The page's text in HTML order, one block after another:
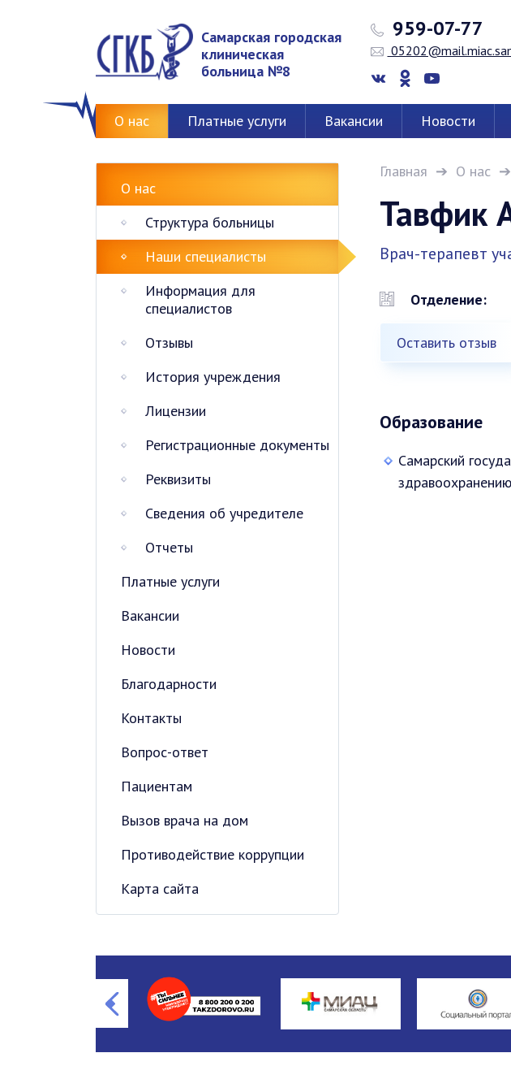
Самарская городская
клиническая
больница №8
959-07-77
О нас Платные услуги Вакансии Новости
О нас
Структура больницы
Наши специалисты
Информация для
специалистов
Отзывы
История учреждения
Лицензии
Регистрационные документы
Реквизиты
Сведения об учредителе
Отчеты
Платные услуги
Вакансии
Новости
Благодарности
Контакты
Вопрос-ответ
Пациентам
Вызов врача на дом
Противодействие коррупции
Карта сайта
Главная О нас
Тавфик
Врач-терапевт
Отделение:
Оставить отзыв
Образование
Самарский